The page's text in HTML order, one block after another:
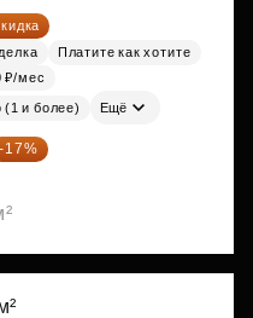
Платите как хотите
₽/мес
и более) Ещё
-17%